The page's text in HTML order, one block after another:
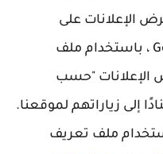
الإعلانات على
موقعنا. وبذلك ستتمكّن Google ، باستخدام ملف
الإعلانات "حسب
إلى زياراتهم لموقعنا.
ملف تعريف